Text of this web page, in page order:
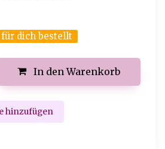
dich bestellt
In den Warenkorb
hinzufügen